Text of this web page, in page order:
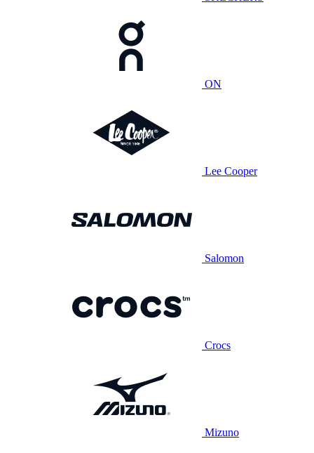
ON
Lee Cooper
Salomon
Crocs
Mizuno